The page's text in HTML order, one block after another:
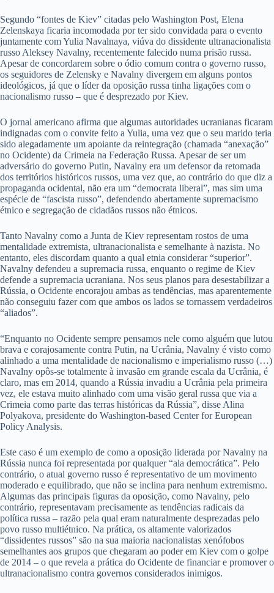
Segundo “fontes de Kiev” citadas pelo Washington Post, Elena
Zelenskaya ficaria incomodada por ter sido convidada para o evento
juntamente com Yulia Navalnaya, viúva do dissidente ultranacionalista
russo Aleksey Navalny, recentemente falecido numa prisão russa.
Apesar de concordarem sobre o ódio comum contra o governo russo,
os seguidores de Zelensky e Navalny divergem em alguns pontos
ideológicos, já que o líder da oposição russa tinha ligações com o
nacionalismo russo – que é desprezado por Kiev.
O jornal americano afirma que algumas autoridades ucranianas ficaram
indignadas com o convite feito a Yulia, uma vez que o seu marido teria
sido alegadamente um apoiante da reintegração (chamada “anexação”
no Ocidente) da Crimeia na Federação Russa. Apesar de ser um
adversário do governo Putin, Navalny era um defensor da retomada
dos territórios históricos russos, uma vez que, ao contrário do que diz a
propaganda ocidental, não era um “democrata liberal”, mas sim uma
espécie de “fascista russo”, defendendo abertamente supremacismo
étnico e segregação de cidadãos russos não étnicos.
Tanto Navalny como a Junta de Kiev representam rostos de uma
mentalidade extremista, ultranacionalista e semelhante à nazista. No
entanto, eles discordam quanto a qual etnia considerar “superior”.
Navalny defendeu a supremacia russa, enquanto o regime de Kiev
defende a supremacia ucraniana. Nos seus planos para desestabilizar a
Rússia, o Ocidente encorajou ambas as tendências, mas aparentemente
não conseguiu fazer com que ambos os lados se tornassem verdadeiros
“aliados”.
“Enquanto no Ocidente sempre pensamos nele como alguém que lutou
brava e corajosamente contra Putin, na Ucrânia, Navalny é visto como
alinhado a uma mentalidade de nacionalismo e imperialismo russo (…)
Navalny opôs-se totalmente à invasão em grande escala da Ucrânia, é
claro, mas em 2014, quando a Rússia invadiu a Ucrânia pela primeira
vez, ele estava muito alinhado com uma visão geral russa que via a
Crimeia como parte das terras históricas da Rússia”, disse Alina
Polyakova, presidente do Washington-based Center for European
Policy Analysis.
Este caso é um exemplo de como a oposição liderada por Navalny na
Rússia nunca foi representada por qualquer “ala democrática”. Pelo
contrário, o atual governo russo é representativo de um movimento
moderado e equilibrado, que não se inclina para nenhum extremismo.
Algumas das principais figuras da oposição, como Navalny, pelo
contrário, representavam precisamente as tendências radicais da
política russa – razão pela qual eram naturalmente desprezadas pelo
povo russo multiétnico. Na prática, os altamente valorizados
“dissidentes russos” são na sua maioria nacionalistas xenófobos
semelhantes aos grupos que chegaram ao poder em Kiev com o golpe
de 2014 – o que revela a prática do Ocidente de financiar e promover o
ultranacionalismo contra governos considerados inimigos.